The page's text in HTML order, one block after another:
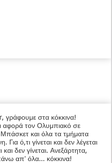
γράφουμε στα κόκκινα!
αφορά τον Ολυμπιακό σε
και όλα τα τμήματα
Για ό,τι γίνεται και δεν λέγεται
και δεν γίνεται. Ανεξάρτητα,
πάνω απ' όλα... κόκκινα!